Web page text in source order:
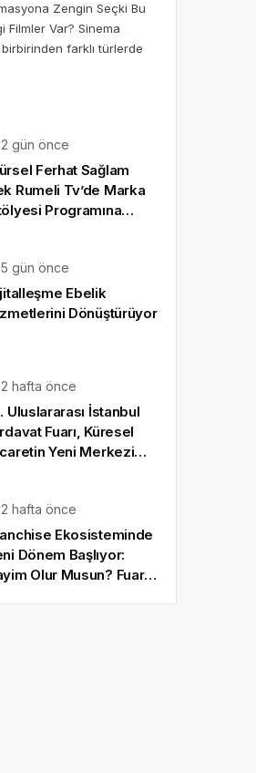
Zengin Seçki Bu
Filmler Var? Sinema
farklı türlerde
2 gün önce
Ferhat Sağlam
Rumeli Tv’de Marka
Programına
5 gün önce
Ebelik
Dönüştürüyor
2 hafta önce
Uluslararası İstanbul
Fuarı, Küresel
Yeni Merkezi
2 hafta önce
Ekosisteminde
Dönem Başlıyor:
Olur Musun? Fuarı